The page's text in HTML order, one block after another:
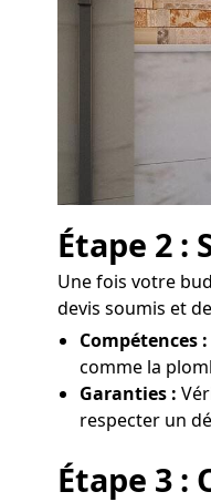
Étape 2
Une fois votre
devis soumis et
Compétences :
comme la
Garanties :
respecter un
Étape 3 :